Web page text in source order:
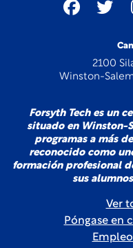
2100
Winston-
Forsyth Tech es un
situado en Winston-
programas a más
reconocido como
formación profesional
sus
Ver
Póngase en